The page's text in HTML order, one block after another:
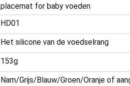
placemat for baby voeden
HD01
Het silicone van de voedselrang
153g
Nam/Grijs/Blauw/Groen/Oranje of